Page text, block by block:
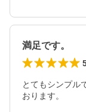
満足です。
とてもシンプル
おります。